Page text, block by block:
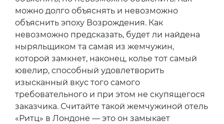
можно долго объяснять и невозможно
объяснить эпоху Возрождения. Как
невозможно предсказать, будет ли найдена
ныряльщиком та самая из жемчужин,
которой замкнет, наконец, колье тот самый
ювелир, способный удовлетворить
изысканный вкус того самого
требовательного и при этом не скупящегося
заказчика. Считайте такой жемчужиной отель
«Ритц» в Лондоне — это он замыкает